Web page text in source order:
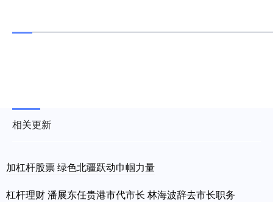
相关更新
加杠杆股票 绿色北疆跃动巾帼力量
杠杆理财 潘展东任贵港市代市长 林海波辞去市长职务